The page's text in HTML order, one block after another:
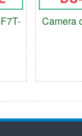
Camera